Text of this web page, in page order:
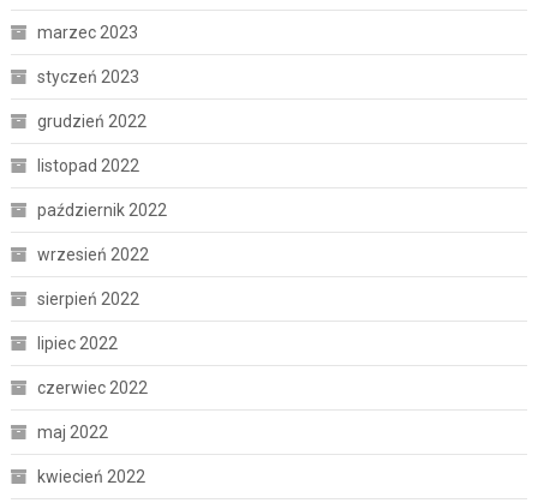
marzec 2023
styczeń 2023
grudzień 2022
listopad 2022
październik 2022
wrzesień 2022
sierpień 2022
lipiec 2022
czerwiec 2022
maj 2022
kwiecień 2022